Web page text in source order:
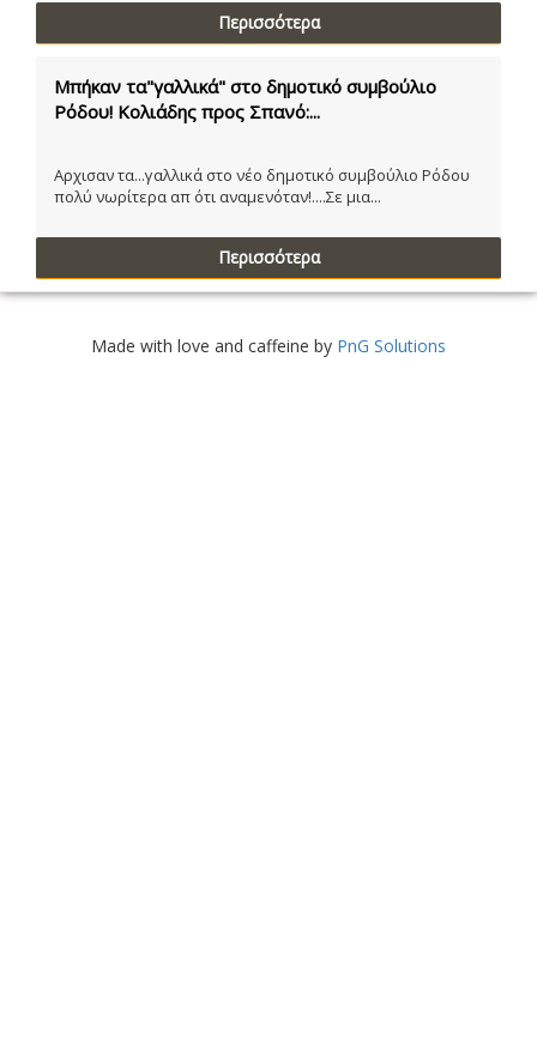
Περισσότερα
Μπήκαν τα"γαλλικά" στο δημοτικό συμβούλιο
Ρόδου! Κολιάδης προς Σπανό:...
Αρχισαν τα...γαλλικά στο νέο δημοτικό συμβούλιο Ρόδου
πολύ νωρίτερα απ ότι αναμενόταν!....Σε μια...
Περισσότερα
Made with love and caffeine by PnG Solutions